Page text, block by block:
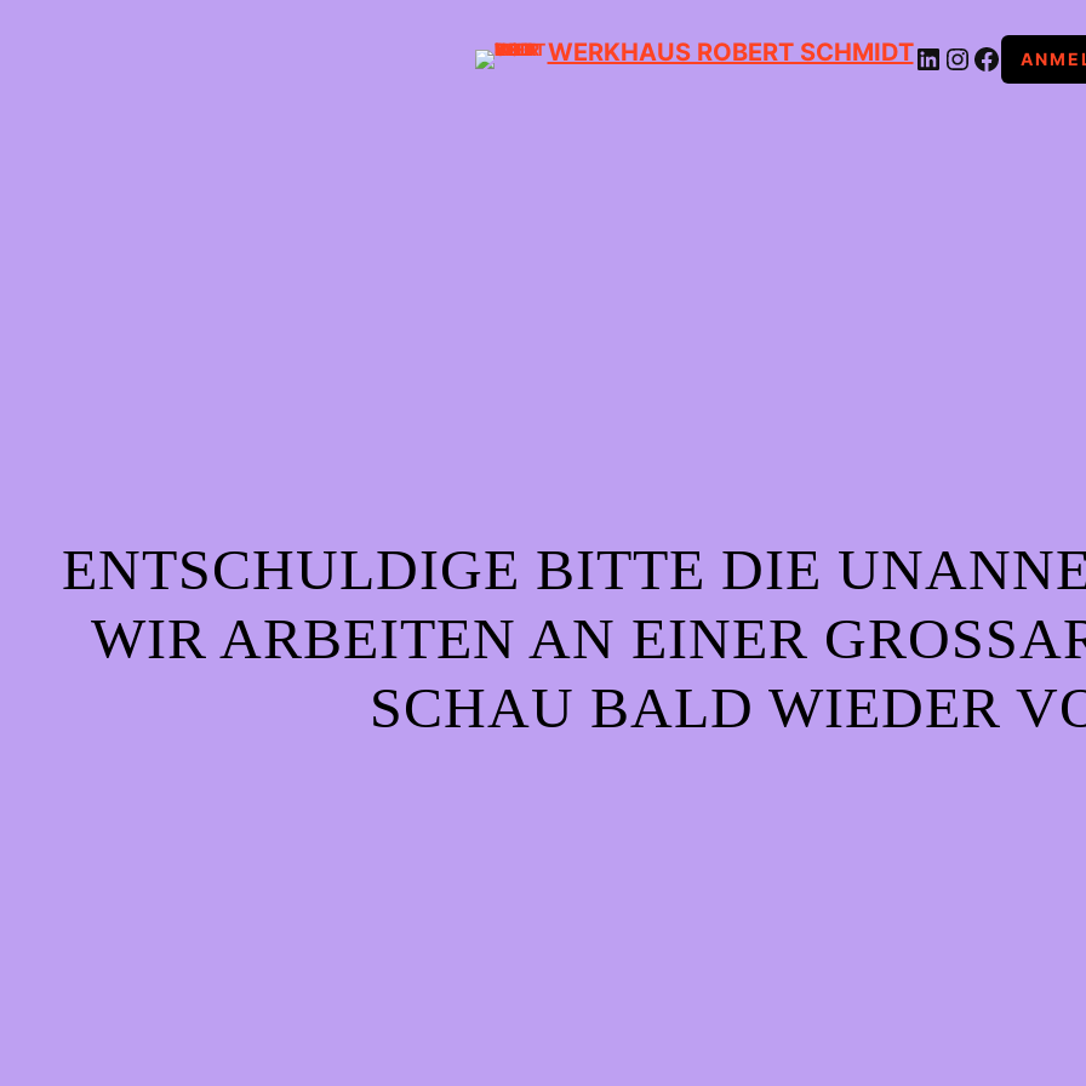
WERKHAUS ROBERT SCHMIDTLINKEDIN INSTAGRAMFACEBOOK
ENTSCHULDIGE BITTE DIE
WIR ARBEITEN AN EINER
CHAU BALD WIEDER